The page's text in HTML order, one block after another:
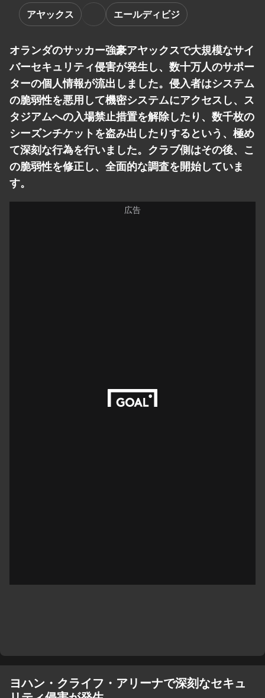
アヤックス エールディビジ
オランダのサッカー強豪アヤックスで大規模なサイ
バーセキュリティ侵害が発生し、数十万人のサポー
ターの個人情報が流出しました。侵入者はシステム
の脆弱性を悪用して機密システムにアクセスし、ス
タジアムへの入場禁止措置を解除したり、数千枚の
シーズンチケットを盗み出したりするという、極め
て深刻な行為を行いました。クラブ側はその後、こ
の脆弱性を修正し、全面的な調査を開始していま
す。
ヨハン・クライフ・アリーナで深刻なセキュ